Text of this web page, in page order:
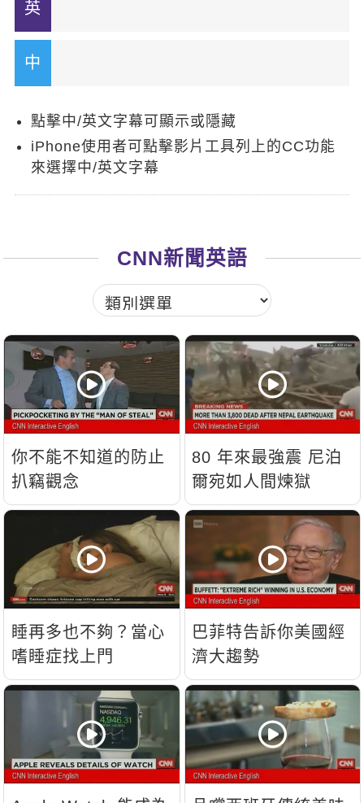
新聞英文
點擊中/英文字幕可顯示或隱藏
iPhone使用者可點擊影片工具列上的CC功能
來選擇中/英文字幕
CNN新聞英語
你不能不知道的防止
扒竊觀念
80 年來最強震 尼泊
爾宛如人間煉獄
睡再多也不夠？當心
嗜睡症找上門
巴菲特告訴你美國經
濟大趨勢